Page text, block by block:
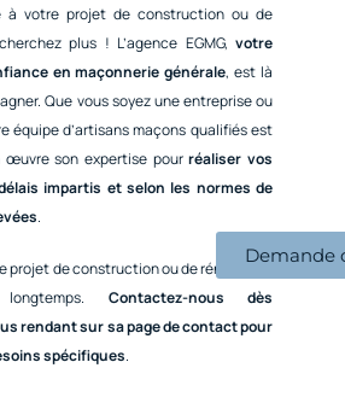
à votre projet de construction ou de
plus ! L’agence EGMG, votre
en maçonnerie générale, est là
Que vous soyez une entreprise ou
équipe d’artisans maçons qualifiés est
son expertise pourréaliser vos
impartis et selon les normes de
.
projet de construction ou de rénovation
Contactez-nous dès
rendant sur sa page de contact pour
spécifiques.
Demande